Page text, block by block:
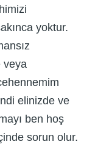
yoktur.
veya
elinizde ve
ben hoş
sorun olur.